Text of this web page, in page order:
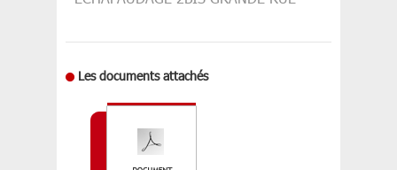
Les documents attachés